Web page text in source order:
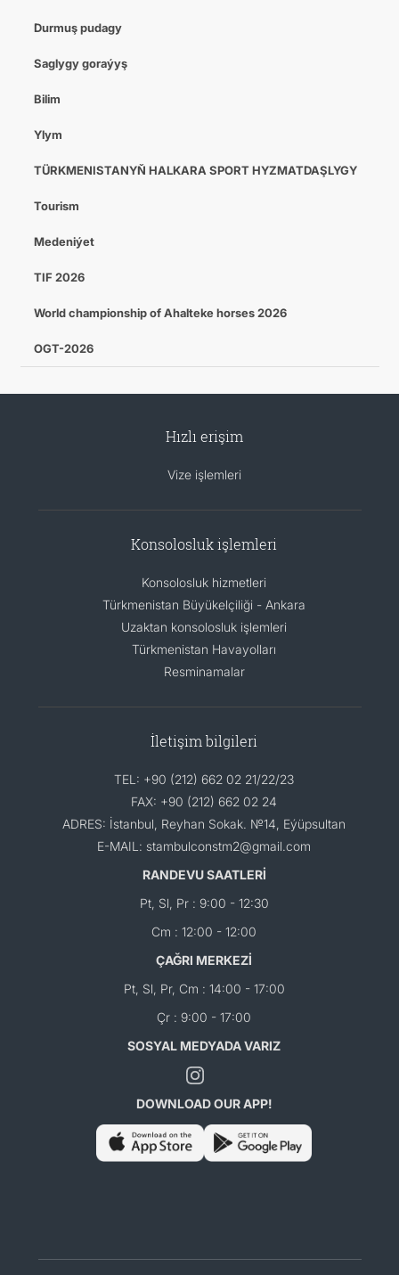
Durmuş pudagy
Saglygy goraýyş
Bilim
Ylym
TÜRKMENISTANYŇ HALKARA SPORT HYZMATDAŞLYGY
Tourism
Medeniýet
TIF 2026
World championship of Ahalteke horses 2026
OGT-2026
Hızlı erişim
Vize işlemleri
Konsolosluk işlemleri
Konsolosluk hizmetleri
Türkmenistan Büyükelçiliği - Ankara
Uzaktan konsolosluk işlemleri
Türkmenistan Havayolları
Resminamalar
İletişim bilgileri
TEL: +90 (212) 662 02 21/22/23
FAX: +90 (212) 662 02 24
ADRES: İstanbul, Reyhan Sokak. №14, Eýüpsultan
E-MAIL: stambulconstm2@gmail.com
RANDEVU SAATLERİ
Pt, Sl, Pr : 9:00 - 12:30
Cm : 12:00 - 12:00
ÇAĞRI MERKEZİ
Pt, Sl, Pr, Cm : 14:00 - 17:00
Çr : 9:00 - 17:00
SOSYAL MEDYADA VARIZ
DOWNLOAD OUR APP!